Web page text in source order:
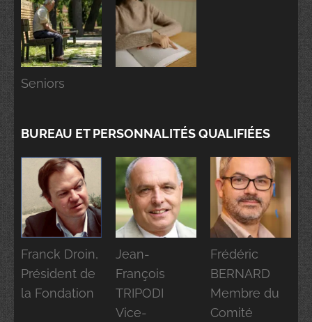
Seniors
BUREAU ET PERSONNALITÉS QUALIFIÉES
Franck Droin,
Président de
la Fondation
Jean-
François
TRIPODI
Vice-
Frédéric
BERNARD
Membre du
Comité